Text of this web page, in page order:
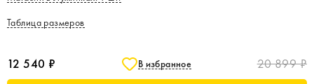
Таблица размеров
12 540 ₽ В избранное 20 899 ₽